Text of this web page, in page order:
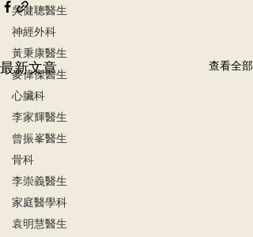
吳健聰醫生
神經外科
黃秉康醫生
麥偉傑醫生
心臟科
李家輝醫生
曾振峯醫生
骨科
李崇義醫生
家庭醫學科
袁明慧醫生
最新文章 查看全部